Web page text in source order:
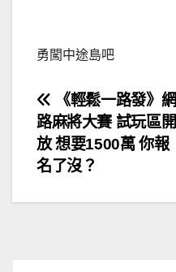
勇闖中途島吧
文
章
導
覽
《輕鬆一路發》網
路麻將大賽 試玩區開
放 想要1500萬 你報
名了沒？